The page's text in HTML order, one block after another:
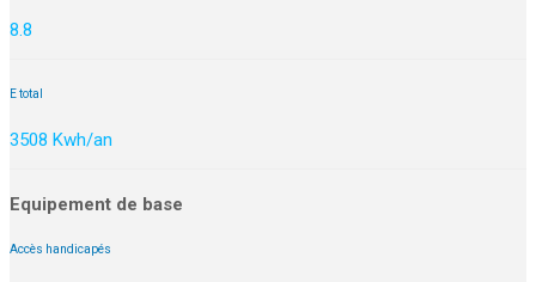
8.8
E total
3508 Kwh/an
Equipement de base
Accès handicapés